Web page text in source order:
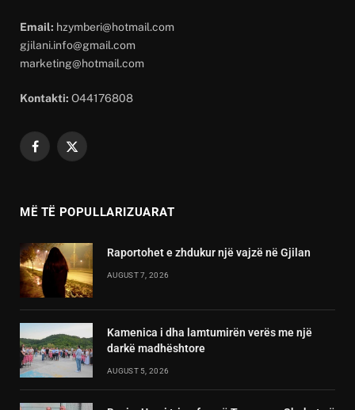
Email: hzymberi@hotmail.com
gjilani.info@gmail.com
marketing@hotmail.com
Kontakti: O44176808
Facebook
X
MË TË POPULLARIZUARAT
Raportohet e zhdukur një vajzë në Gjilan
AUGUST 7, 2026
Kamenica i dha lamtumirën verës me një
darkë madhështore
AUGUST 5, 2026